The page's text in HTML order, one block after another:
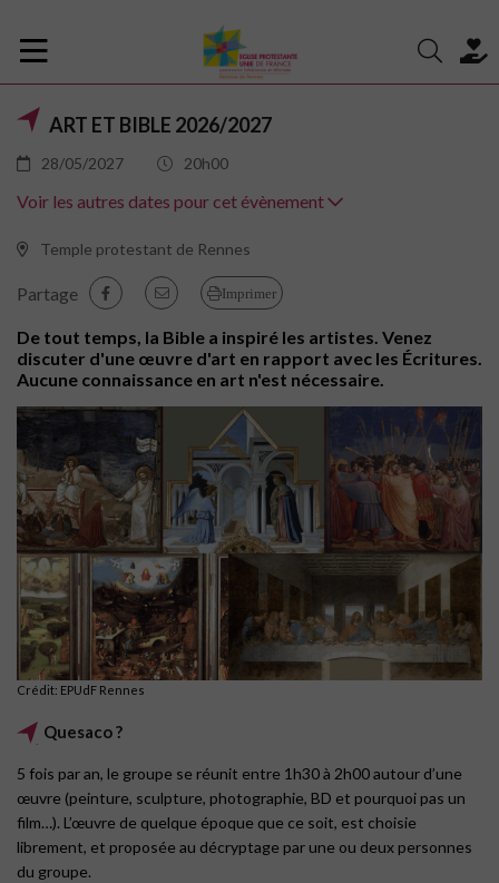
ART ET BIBLE 2026/2027
28/05/2027 20h00
Voir les autres dates pour cet évènement
Temple protestant de Rennes
Partage Imprimer
De tout temps, la Bible a inspiré les artistes. Venez
discuter d'une œuvre d'art en rapport avec les Écritures.
Aucune connaissance en art n'est nécessaire.
Crédit: EPUdF Rennes
Quesaco ?
5 fois par an, le groupe se réunit entre 1h30 à 2h00 autour d’une
œuvre (peinture, sculpture, photographie, BD et pourquoi pas un
film…). L’œuvre de quelque époque que ce soit, est choisie
librement, et proposée au décryptage par une ou deux personnes
du groupe.